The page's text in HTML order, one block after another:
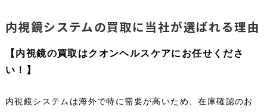
内視鏡システムの買取に当社が選ばれる理由
【内視鏡の買取はクオンヘルスケアにお任せくださ
い！】
内視鏡システムは海外で特に需要が高いため、在庫確認のお